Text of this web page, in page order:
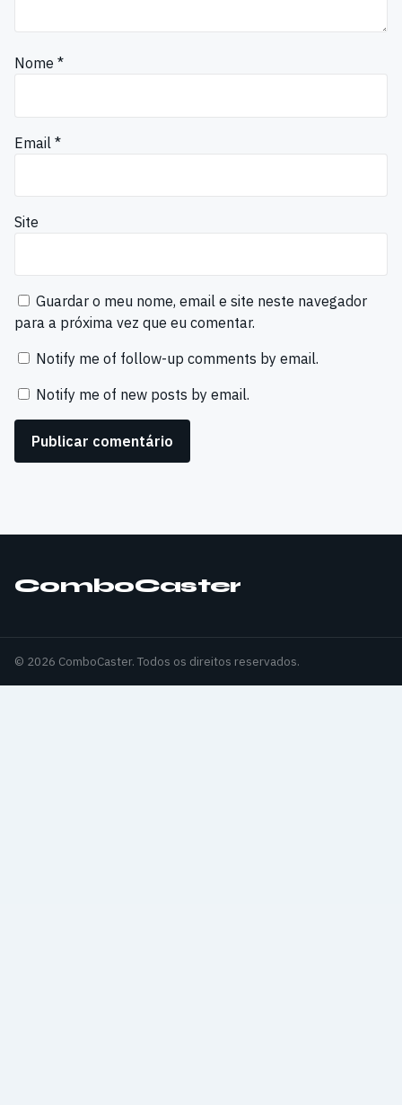
Nome *
Email *
Site
Guardar o meu nome, email e site neste navegador
para a próxima vez que eu comentar.
Notify me of follow-up comments by email.
Notify me of new posts by email.
ComboCaster
© 2026 ComboCaster. Todos os direitos reservados.